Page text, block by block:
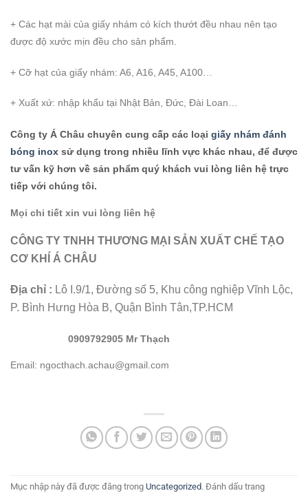
+ Các hạt mài của giấy nhám có kích thướt đều nhau nên tạo
được độ xước mịn đều cho sản phẩm.
+ Cỡ hạt của giấy nhám: A6, A16, A45, A100…
+ Xuất xứ: nhập khẩu tại Nhật Bản, Đức, Đài Loan…
Công ty Á Châu chuyên cung cấp các loại giấy nhám đánh
bóng inox sử dụng trong nhiều lĩnh vực khác nhau, để được
tư vấn kỹ hơn về sản phẩm quý khách vui lòng liên hệ trực
tiếp với chúng tôi.
Mọi chi tiết xin vui lòng liên hệ
CÔNG TY TNHH THƯƠNG MẠI SẢN XUẤT CHẾ TẠO
CƠ KHÍ Á CHÂU
Địa chỉ : Lô I.9/1, Đường số 5, Khu công nghiệp Vĩnh Lộc,
P. Bình Hưng Hòa B, Quận Bình Tân,TP.HCM
0909792905 Mr Thạch
Email: ngocthach.achau@gmail.com
Mục nhập này đã được đăng trong Uncategorized. Đánh dấu trang